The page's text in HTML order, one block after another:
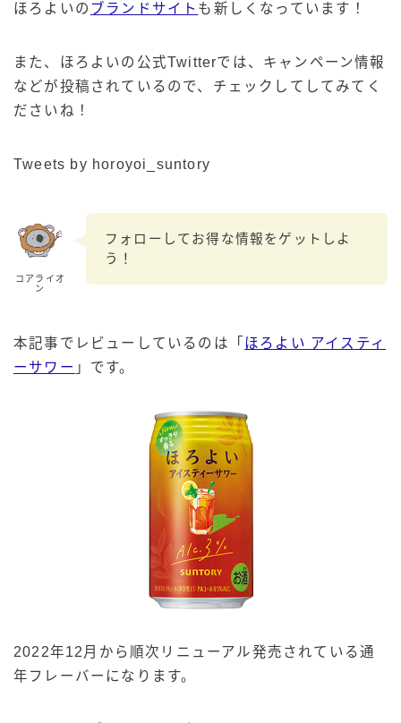
ほろよいの ブランドサイト も新しくなっています！
また、ほろよいの公式Twitterでは、キャンペーン情報
などが投稿されているので、チェックしてしてみてく
ださいね！
Tweets by horoyoi_suntory
コアライオ
ン
フォローしてお得な情報をゲットしよ
う！
本記事でレビューしているのは「 ほろよい アイスティ
ーサワー 」です。
2022年12月から順次リニューアル発売されている通
年フレーバーになります。